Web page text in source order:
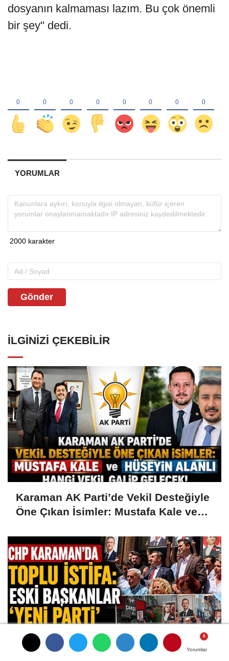
Yorumlar
Yorumlar
Yorumlar
dosyanın kalmaması lazım. Bu çok önemli
bir şey" dedi.
YORUMLAR
Gönder
İLGINIZI ÇEKEBILIR
Karaman AK Parti’de Vekil Desteğiyle
Öne Çıkan İsimler: Mustafa Kale ve